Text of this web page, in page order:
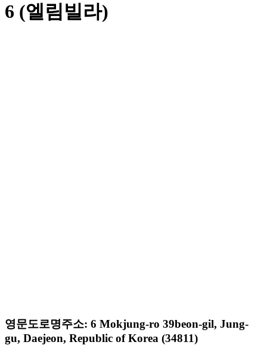
6 (엘림빌라)
영문도로명주소: 6 Mokjung-ro 39beon-gil, Jung-
gu, Daejeon, Republic of Korea (34811)